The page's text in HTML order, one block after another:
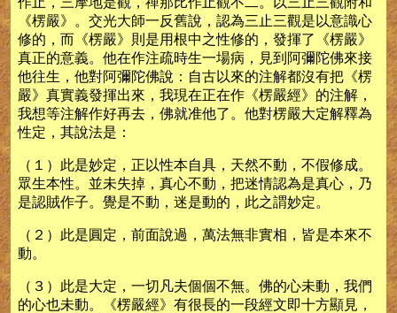
《楞嚴》。交光大師一反舊說，認為三止三觀是以意識心
修的，而《楞嚴》則是用根中之性修的，發揮了《楞嚴》
真正的意義。他在作注疏時生一場病，見到阿彌陀佛來接
他往生，他對阿彌陀佛說：自古以來的注解都沒有把《楞
嚴》真實義發揮出來，我現在正在作《楞嚴經》的注解，
我想等注解作好再去，佛就准他了。他對楞嚴大定解釋為
性定，其說法是：
（１）此是妙定，正以性本自具，天然不動，不假修成。
眾生本性。並未失掉，真心不動，把迷情認為是真心，乃
是認賊作子。覺是不動，迷是動的，此之謂妙定。
（２）此是圓定，前面說過，萬法無非實相，皆是本來不
動。
（３）此是大定，一切凡夫個個不無。佛的心未動，我們
的心也未動。《楞嚴經》有很長的一段經文即十方顯見，